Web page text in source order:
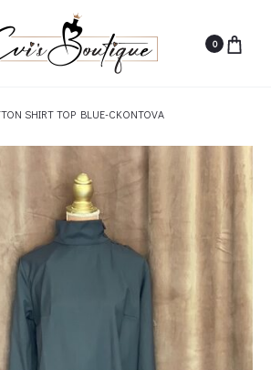
0
SHIRT TOP BLUE-CKONTOVA